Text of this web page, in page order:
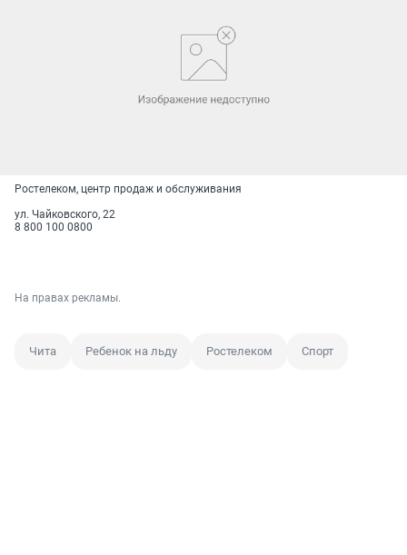
Ростелеком, центр продаж и обслуживания
ул. Чайковского, 22
8 800 100 0800
На правах рекламы.
Чита Ребенок на льду Ростелеком Спорт